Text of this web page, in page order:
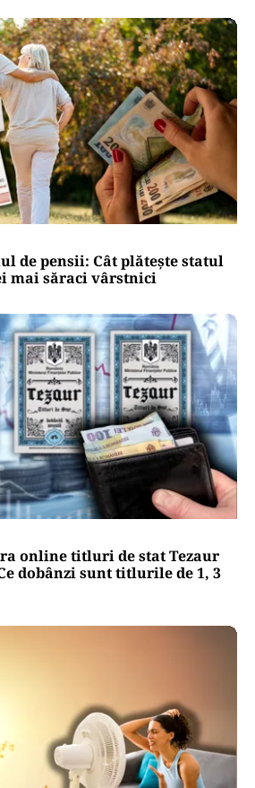
de pensii: Cât plătește statul
mai săraci vârstnici
online titluri de stat Tezaur
dobânzi sunt titlurile de 1, 3